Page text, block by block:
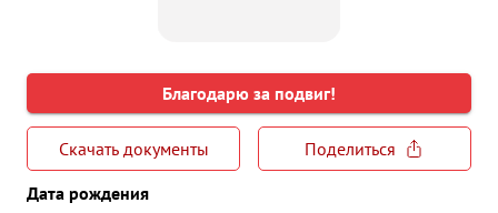
Благодарю за подвиг!
Скачать документы
Поделиться
Дата рождения